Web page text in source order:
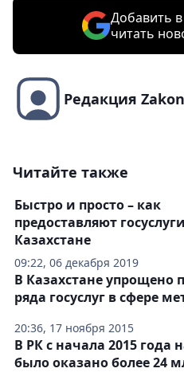
Добавить
читать
Редакция
Читайте также
09:22, 06 декабря 2019
Быстро и просто – как
предоставляют
Казахстане
20:36, 17 ноября 2015
В Казахстане упрощено
ряда госуслуг в сфере
В РК с начала 2015 года
было оказано более 24